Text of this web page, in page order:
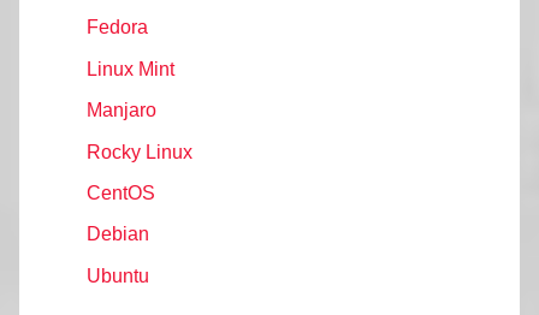
Fedora
Linux Mint
Manjaro
Rocky Linux
CentOS
Debian
Ubuntu